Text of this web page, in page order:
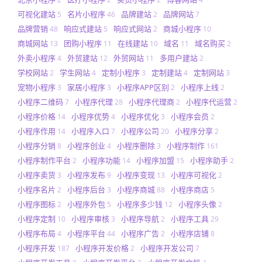
可视化建站 5 名片小程序46 品牌建站2 品牌网站7
品牌营销 48 响应式建站 5 响应式网站2 商城小程序 10
商城网站 13 团购小程序 11 在线建站 10 域名 11 域名购买2
外卖小程序4 外贸建站 12 外贸网站 11 多用户建站2
学校网站2 学生网站4 定制小程序 3 定制建站4 定制网站 3
宠物小程序 3 家居小程序 3 小程序APP区别 2 小程序上线 2
小程序二维码7 小程序代理 28 小程序代理商2 小程序代运营2
小程序价格 14 小程序优势4 小程序优化 3 小程序会员 2
小程序作用 14 小程序入口 7 小程序公司 20 小程序分享2
小程序分销 8 小程序创业 4 小程序删除 3 小程序制作 161
小程序制作平台 2 小程序功能 14 小程序加盟 15 小程序助手2
小程序卖货 3 小程序发布9 小程序变现 13 小程序可视化2
小程序名片 2 小程序后台 3 小程序商城88 小程序商店 5
小程序图标2 小程序外包 5 小程序多少钱 12 小程序头像 2
小程序定制 10 小程序审核 3 小程序导航2 小程序工具29
小程序布局 4 小程序平台 44 小程序广告2 小程序店铺8
小程序开发 187 小程序开发价格2 小程序开发公司 7